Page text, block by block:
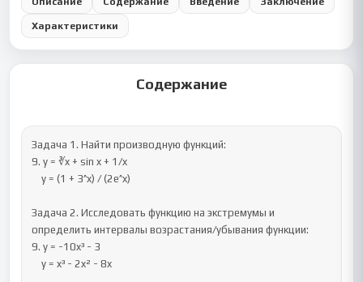
Характеристики
Содержание
Задача 1. Найти производную функций:
9. y = ∛x + sin x + 1/x
    y = (1 + 3^x) / (2e^x)
Задача 2. Исследовать функцию на экстремумы и
определить интервалы возрастания/убывания функции:
9. y = -10x³ - 3
    y = x³ - 2x² - 8x